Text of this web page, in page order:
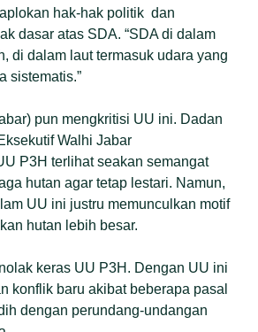
hak-hak politik dan
dasar atas SDA. “SDA di dalam
di dalam laut termasuk udara yang
sistematis.”
pun mengkritisi UU ini. Dadan
Walhi Jabar
P3H terlihat seakan semangat
hutan agar tetap lestari. Namun,
UU ini justru memunculkan motif
hutan lebih besar.
keras UU P3H. Dengan UU ini
konflik baru akibat beberapa pasal
dengan perundang-undangan